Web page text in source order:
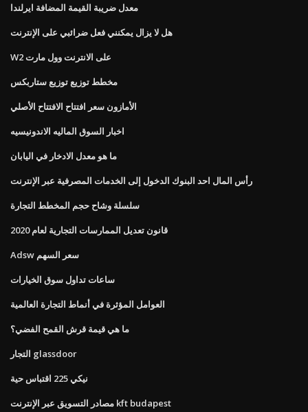
معدل ضريبة القيمة المضافة ايرلندا
هل لا يزال يمكنني فعل ضرائبي على الإنترنت
W2 على الانترنت وول مارت
مخطط توزيع توزيع ستاربكس
الأمازون سعر افتتاح الافتتاح الأصلي
اخبار السوق الماليه الاندونيسيه
ما هو معدل الادخار في اليابان
رأس المال احد البنوك الدخول إلى الخدمات المصرفية عبر الإنترنت
سلسلة وشاح حجم المخطط التجارة
قانون تعديل الممارسات التجارية لعام 2020
Adsw سعر السهم
ساعات تداول سوق الخيارات
العوامل المؤثرة في أنماط التجارة العالمية
ما هي قيمة قرش القمح الفضي؟
التجار glassdoor
نيكي 225 اقتباس حية
مصادر التسويق عبر الإنترنت kft budapest